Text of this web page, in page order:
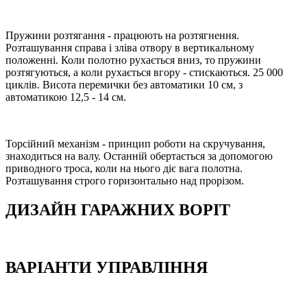
Пружини розтягання - працюють на розтягнення.
Розташування справа і зліва отвору в вертикальному
положенні. Коли полотно рухається вниз, то пружини
розтягуються, а коли рухається вгору - стискаються. 25 000
циклів. Висота перемички без автоматики 10 см, з
автоматикою 12,5 - 14 см.
Торсійний механізм - принцип роботи на скручування,
знаходиться на валу. Останній обертається за допомогою
приводного троса, коли на нього діє вага полотна.
Розташування строго горизонтально над прорізом.
ДИЗАЙН ГАРАЖНИХ ВОРІТ
ВАРІАНТИ УПРАВЛІННЯ